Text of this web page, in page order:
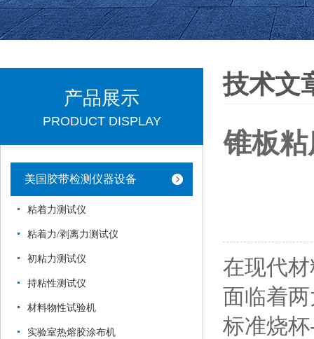
产品展示
PRODUCT DISPLAY
美国胶带检测仪器设备
粘着力测试仪
粘着力/剥离力测试仪
初粘力测试仪
持粘性测试仪
材料物性试验机
实验室热熔胶涂布机
技术文
锥板
在现代
面临着
标准烧